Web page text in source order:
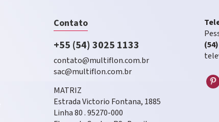
Contato
+55 (54) 3025 1133
contato@multiflon.com.br
sac@multiflon.com.br
MATRIZ
Estrada Victorio Fontana, 1885
Linha 80 . 95270-000